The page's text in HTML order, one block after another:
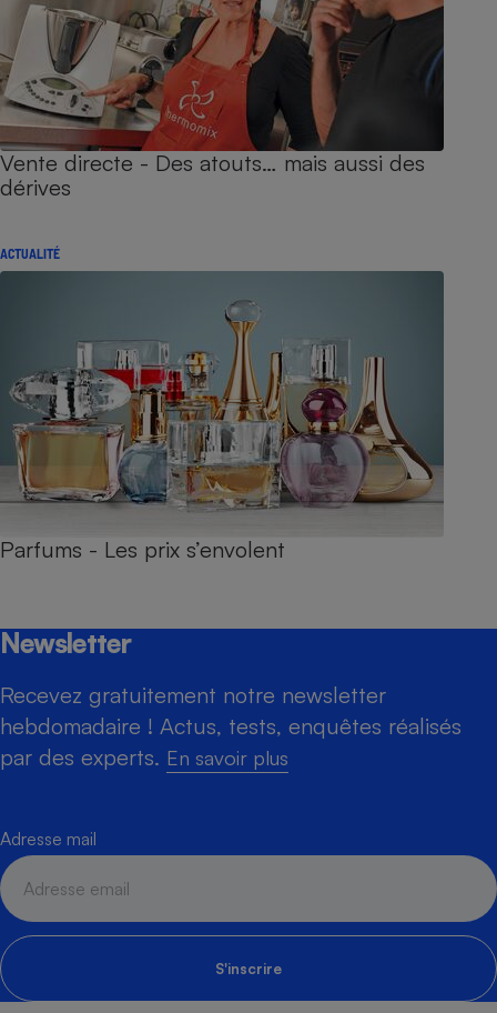
Vente directe - Des atouts… mais aussi des
dérives
ACTUALITÉ
Parfums - Les prix s’envolent
Newsletter
Recevez gratuitement notre newsletter
hebdomadaire ! Actus, tests, enquêtes réalisés
par des experts. En savoir plus
Adresse mail
S'inscrire